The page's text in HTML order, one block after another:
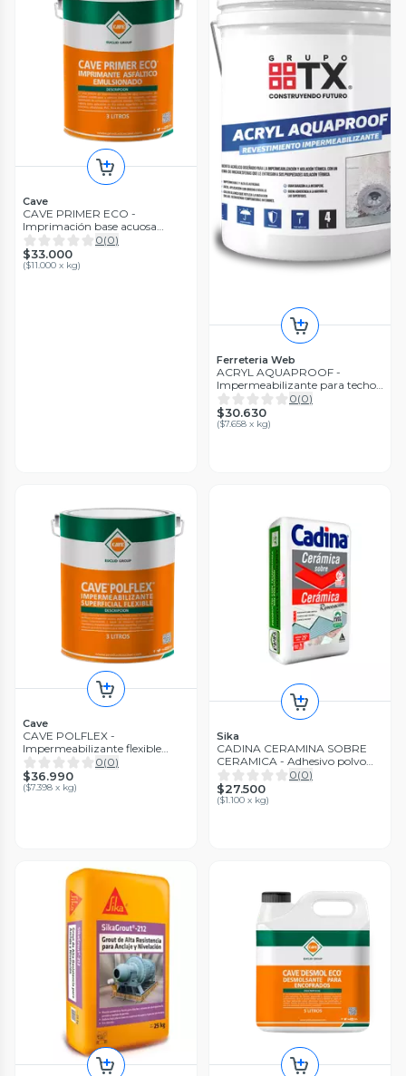
Cave
CAVE PRIMER ECO -
Imprimación base acuosa
Galon 3 lt
0(0)
$33.000
($11.000 x kg)
Ferreteria Web
ACRYL AQUAPROOF -
Impermeabilizante para techos,
Galon 4Kg
0(0)
$30.630
($7.658 x kg)
Cave
CAVE POLFLEX -
Impermeabilizante flexible
Galón 5 kg
0(0)
$36.990
($7.398 x kg)
Sika
CADINA CERAMINA SOBRE
CERAMICA - Adhesivo polvo
renovación, 25Kg
0(0)
$27.500
($1.100 x kg)